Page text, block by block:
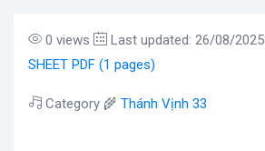
0 views Last updated: 26/08/2025
SHEET PDF (1 pages)
Category 🌾 Thánh Vịnh 33